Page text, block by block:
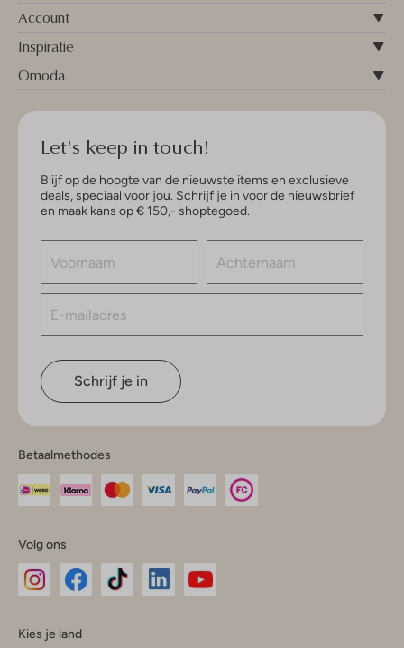
Account
Inspiratie
Omoda
Let's keep in touch!
Blijf op de hoogte van de nieuwste items en exclusieve
deals, speciaal voor jou. Schrijf je in voor de nieuwsbrief
en maak kans op € 150,- shoptegoed.
Schrijf je in
Betaalmethodes
Volg ons
InstagramFacebook
Kies je land